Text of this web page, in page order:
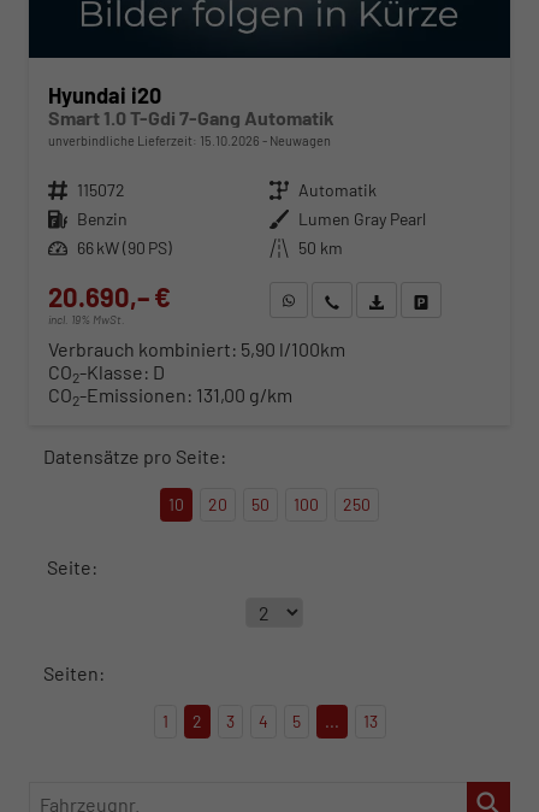
Hyundai i20
Smart 1.0 T-Gdi 7-Gang Automatik
unverbindliche Lieferzeit: 15.10.2026 Neuwagen
Fahrzeugnr. 115072 Getriebe Automatik
Kraftstoff Benzin Außenfarbe Lumen Gray Pearl
Leistung 66 kW (90 PS) Kilometerstand 50 km
20.690,– €
incl. 19% MwSt.
WhatsApp anfragen
Wir rufen Sie anFahrzeugexposé (PDF)
Verbrauch kombiniert: 5,90 l/100km
CO2-Klasse: D
CO2-Emissionen: 131,00 g/km
Datensätze pro Seite:
10 20 50 100 250
Seite:
Seiten:
1 2 3 4 5 ... 13
Fahrzeugnr.